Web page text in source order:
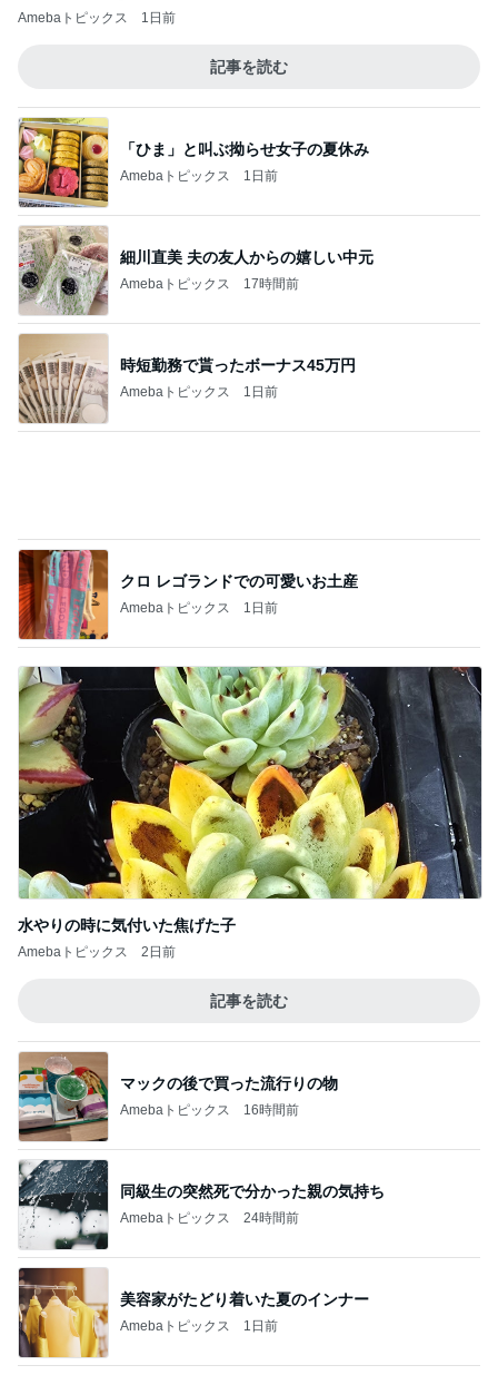
Amebaトピックス 1日前
記事を読む
「ひま」と叫ぶ拗らせ女子の夏休み
Amebaトピックス 1日前
細川直美 夫の友人からの嬉しい中元
Amebaトピックス 17時間前
時短勤務で貰ったボーナス45万円
Amebaトピックス 1日前
クロ レゴランドでの可愛いお土産
Amebaトピックス 1日前
水やりの時に気付いた焦げた子
Amebaトピックス 2日前
記事を読む
マックの後で買った流行りの物
Amebaトピックス 16時間前
同級生の突然死で分かった親の気持ち
Amebaトピックス 24時間前
美容家がたどり着いた夏のインナー
Amebaトピックス 1日前